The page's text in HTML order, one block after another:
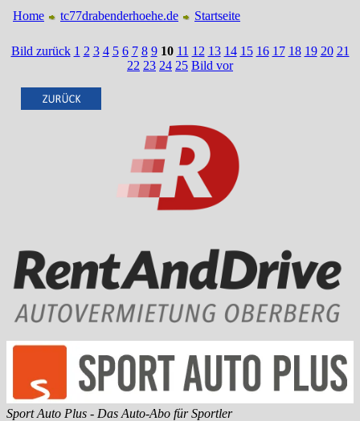
Home tc77drabenderhoehe.de Startseite
Bild zurück 1 2 3 4 5 6 7 8 9 10 11 12 13 14 15 16 17 18 19 20 21
22 23 24 25 Bild vor
Sport Auto Plus - Das Auto-Abo für Sportler